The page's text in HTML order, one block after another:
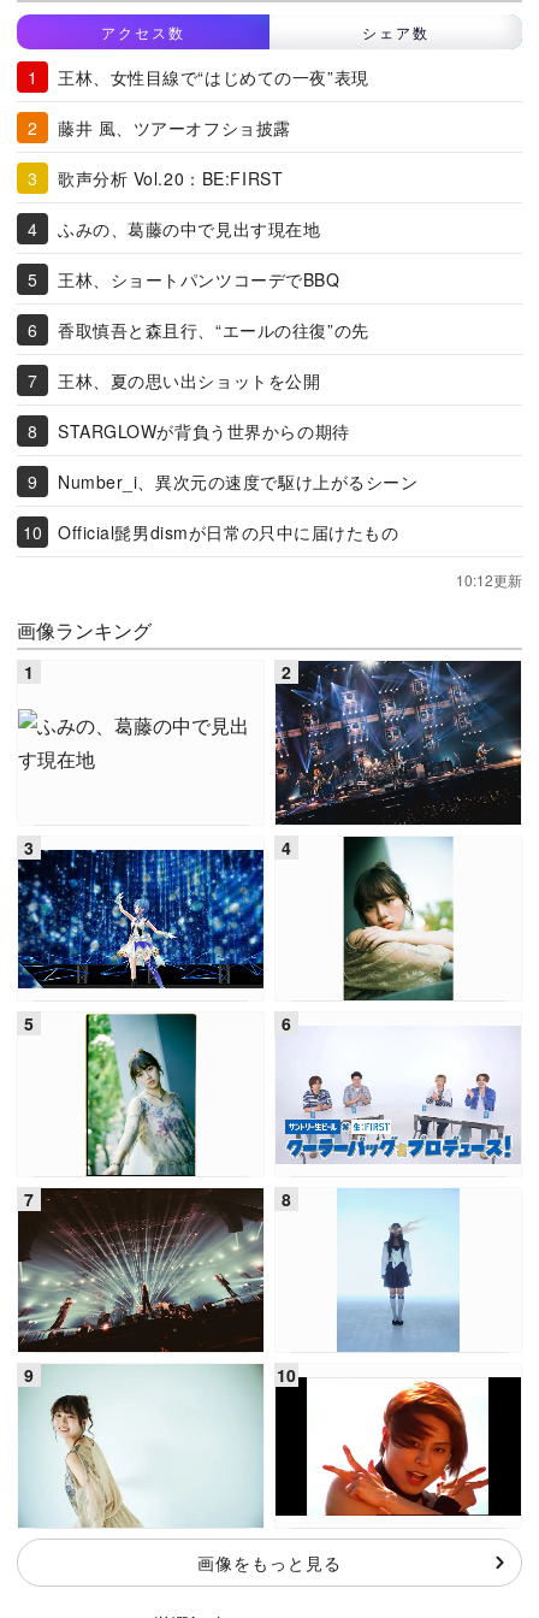
アクセス数 シェア数
王林、女性目線で“はじめての一夜”表現
藤井 風、ツアーオフショ披露
歌声分析 Vol.20：BE:FIRST
ふみの、葛藤の中で見出す現在地
王林、ショートパンツコーデでBBQ
香取慎吾と森且行、“エールの往復”の先
王林、夏の思い出ショットを公開
STARGLOWが背負う世界からの期待
Number_i、異次元の速度で駆け上がるシーン
Official髭男dismが日常の只中に届けたもの
10:12更新
画像ランキング
画像をもっと見る